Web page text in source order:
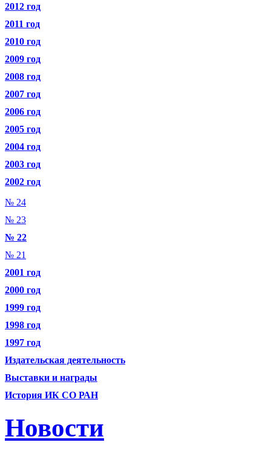
2012 год
2011 год
2010 год
2009 год
2008 год
2007 год
2006 год
2005 год
2004 год
2003 год
2002 год
№ 24
№ 23
№ 22
№ 21
2001 год
2000 год
1999 год
1998 год
1997 год
Издательская деятельность
Выставки и награды
История ИК СО РАН
Новости